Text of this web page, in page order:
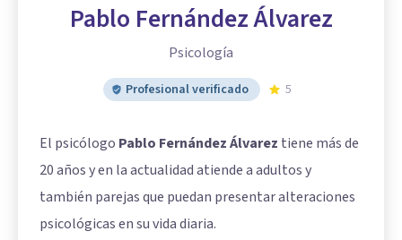
Pablo Fernández Álvarez
Psicología
Profesional verificado 5
El psicólogo Pablo Fernández Álvarez tiene más de
20 años y en la actualidad atiende a adultos y
también parejas que puedan presentar alteraciones
psicológicas en su vida diaria.